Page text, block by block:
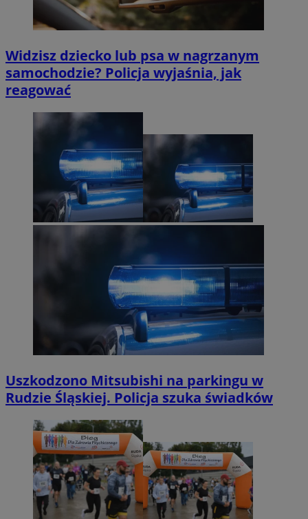
Widzisz dziecko lub psa w nagrzanym
samochodzie? Policja wyjaśnia, jak
reagować
Uszkodzono Mitsubishi na parkingu w
Rudzie Śląskiej. Policja szuka świadków